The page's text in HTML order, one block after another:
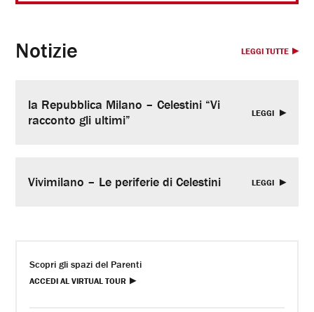
Notizie LEGGI TUTTE
la Repubblica Milano – Celestini “Vi
racconto gli ultimi”
LEGGI
Vivimilano – Le periferie di Celestini LEGGI
Scopri gli spazi del Parenti
ACCEDI AL VIRTUAL TOUR